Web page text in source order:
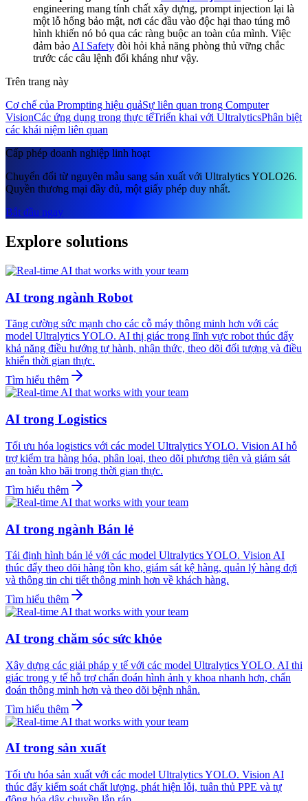
engineering mang tính chất xây dựng, prompt injection lại là
một lỗ hổng bảo mật, nơi các đầu vào độc hại thao túng mô
hình khiến nó bỏ qua các ràng buộc an toàn của mình. Việc
đảm bảo AI Safety đòi hỏi khả năng phòng thủ vững chắc
trước các câu lệnh đối kháng như vậy.
Trên trang này
Cơ chế của Prompting hiệu quảSự liên quan trong Computer
VisionCác ứng dụng trong thực tếTriển khai với UltralyticsPhân biệt
các khái niệm liên quan
Cấp phép doanh nghiệp linh hoạt
Chuyển đổi từ nguyên mẫu sang sản xuất với Ultralytics YOLO26.
Quyền thương mại đầy đủ, một giấy phép duy nhất.
Bắt đầu ngay
Explore solutions
AI trong ngành Robot
Tăng cường sức mạnh cho các cỗ máy thông minh hơn với các
model Ultralytics YOLO. AI thị giác trong lĩnh vực robot thúc đẩy
khả năng điều hướng tự hành, nhận thức, theo dõi đối tượng và điều
khiển thời gian thực.
Tìm hiểu thêm
AI trong Logistics
Tối ưu hóa logistics với các model Ultralytics YOLO. Vision AI hỗ
trợ kiểm tra hàng hóa, phân loại, theo dõi phương tiện và giám sát
an toàn kho bãi trong thời gian thực.
Tìm hiểu thêm
AI trong ngành Bán lẻ
Tái định hình bán lẻ với các model Ultralytics YOLO. Vision AI
thúc đẩy theo dõi hàng tồn kho, giám sát kệ hàng, quản lý hàng đợi
và thông tin chi tiết thông minh hơn về khách hàng.
Tìm hiểu thêm
AI trong chăm sóc sức khỏe
Xây dựng các giải pháp y tế với các model Ultralytics YOLO. AI thị
giác trong y tế hỗ trợ chẩn đoán hình ảnh y khoa nhanh hơn, chẩn
đoán thông minh hơn và theo dõi bệnh nhân.
Tìm hiểu thêm
AI trong sản xuất
Tối ưu hóa sản xuất với các model Ultralytics YOLO. Vision AI
thúc đẩy kiểm soát chất lượng, phát hiện lỗi, tuân thủ PPE và tự